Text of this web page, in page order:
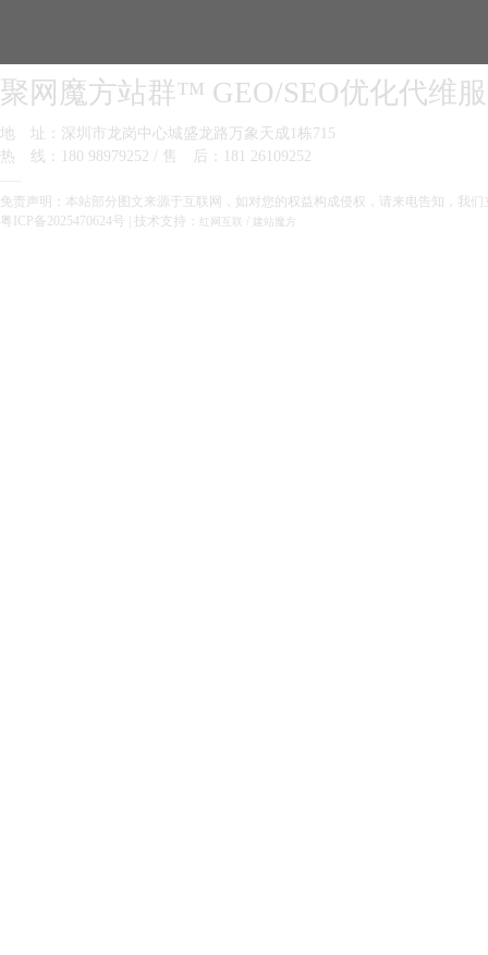
聚网魔方站群™ GEO/SEO优化代维
地 址：深圳市龙岗中心城盛龙路万象天成1栋715
热 线：180 98979252 / 售 后：181 26109252
免责声明：本站部分图文来源于互联网，如对您的权益构成侵权，请来电告知，我们
粤ICP备2025470624号
| 技术支持： 红网互联 建站魔方